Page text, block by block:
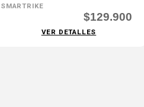
SMARTRIKE
$129.900
VER DETALLES